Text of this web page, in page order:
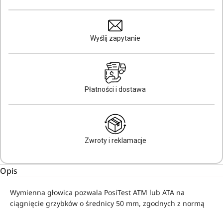
Wyślij zapytanie
Płatności i dostawa
Zwroty i reklamacje
Opis
Wymienna głowica pozwala PosiTest ATM lub ATA na
ciągnięcie grzybków o średnicy 50 mm, zgodnych z normą